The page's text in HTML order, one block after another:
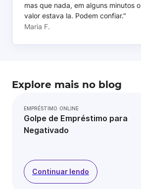
mas que nada, em alguns minutos o
valor estava la. Podem confiar."
Maria F.
Explore mais no blog
EMPRÉSTIMO ONLINE
Golpe de Empréstimo para
Negativado
Continuar lendo